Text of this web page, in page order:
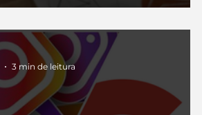
3 min de leitura